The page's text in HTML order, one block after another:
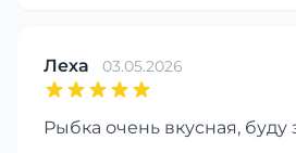
Леха 03.05.2026
Рыбка очень вкусная, буду